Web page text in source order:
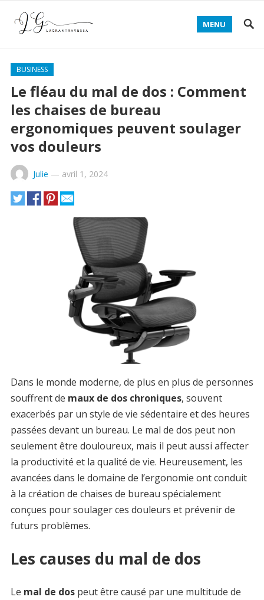
MENU
BUSINESS
Le fléau du mal de dos : Comment
les chaises de bureau
ergonomiques peuvent soulager
vos douleurs
Julie — avril 1, 2024
Dans le monde moderne, de plus en plus de personnes
souffrent de maux de dos chroniques, souvent
exacerbés par un style de vie sédentaire et des heures
passées devant un bureau. Le mal de dos peut non
seulement être douloureux, mais il peut aussi affecter
la productivité et la qualité de vie. Heureusement, les
avancées dans le domaine de l’ergonomie ont conduit
à la création de chaises de bureau spécialement
conçues pour soulager ces douleurs et prévenir de
futurs problèmes.
Les causes du mal de dos
Le mal de dospeut être causé par une multitude de